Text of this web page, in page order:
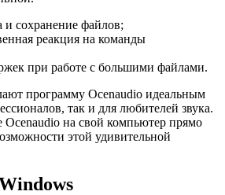
и сохранение файлов;
реакция на команды
при работе с большими файлами.
программу Ocenaudio идеальным
так и для любителей звука.
Ocenaudio на свой компьютер прямо
этой удивительной